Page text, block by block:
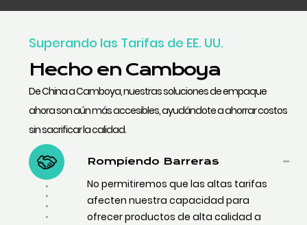
Superando las Tarifas de EE. UU.
Hecho en Camboya
De China a Camboya, nuestras soluciones de empaque
ahora son aún más accesibles, ayudándote a ahorrar costos
sin sacrificar la calidad.
Rompiendo Barreras
No permitiremos que las altas tarifas
afecten nuestra capacidad para
ofrecer productos de alta calidad a